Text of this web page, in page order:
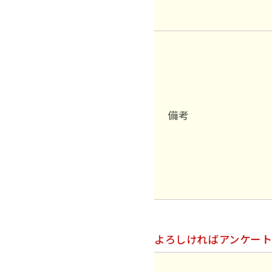
備考
よろしければアンケー